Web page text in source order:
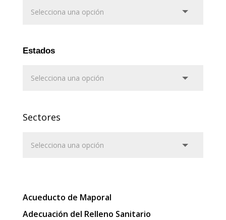
Estados
Sectores
Acueducto de Maporal
Adecuación del Relleno Sanitario